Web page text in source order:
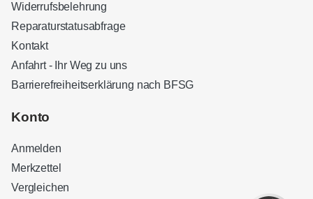
Widerrufsbelehrung
Reparaturstatusabfrage
Kontakt
Anfahrt - Ihr Weg zu uns
Barrierefreiheitserklärung nach BFSG
Konto
Anmelden
Merkzettel
Vergleichen
Kundenbewertungen und Erfahrungen zu
32